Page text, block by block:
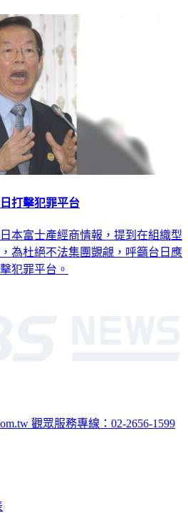
打擊犯罪平台
本富士產經商情報，提到在組織型
為杜絕不法集團覬覦，呼籲台日應
犯罪平台。
觀眾服務專線：02-2656-1599